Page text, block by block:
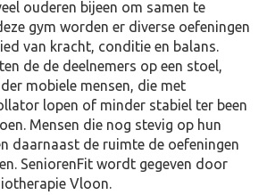
ouderen bijeen om samen te
gym worden er diverse oefeningen
van kracht, conditie en balans.
de de deelnemers op een stoel,
mobiele mensen, die met
lopen of minder stabiel ter been
Mensen die nog stevig op hun
daarnaast de ruimte de oefeningen
SeniorenFit wordt gegeven door
Vloon.